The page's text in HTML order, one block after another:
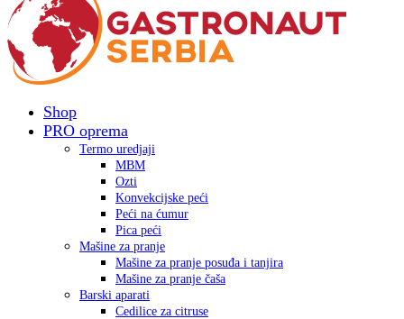
Shop
PRO oprema
Termo uredjaji
MBM
Ozti
Konvekcijske peći
Peći na ćumur
Pica peći
Mašine za pranje
Mašine za pranje posuđa i tanjira
Mašine za pranje čaša
Barski aparati
Cedilice za citruse